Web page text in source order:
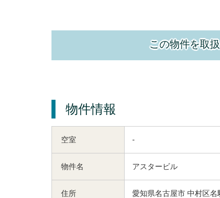
この物件を取
物件情報
空室 -
物件名 アスタービル
住所
愛知県名古屋市 中村区名